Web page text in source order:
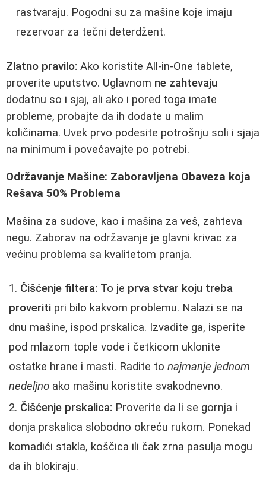
rastvaraju. Pogodni su za mašine koje imaju
rezervoar za tečni deterdžent.
Zlatno pravilo: Ako koristite All-in-One tablete,
proverite uputstvo. Uglavnom ne zahtevaju
dodatnu so i sjaj, ali ako i pored toga imate
probleme, probajte da ih dodate u malim
količinama. Uvek prvo podesite potrošnju soli i sjaja
na minimum i povećavajte po potrebi.
Održavanje Mašine: Zaboravljena Obaveza koja
Rešava 50% Problema
Mašina za sudove, kao i mašina za veš, zahteva
negu. Zaborav na održavanje je glavni krivac za
većinu problema sa kvalitetom pranja.
Čišćenje filtera: To je prva stvar koju treba
proveriti pri bilo kakvom problemu. Nalazi se na
dnu mašine, ispod prskalica. Izvadite ga, isperite
pod mlazom tople vode i četkicom uklonite
ostatke hrane i masti. Radite to najmanje jednom
nedeljno ako mašinu koristite svakodnevno.
Čišćenje prskalica: Proverite da li se gornja i
donja prskalica slobodno okreću rukom. Ponekad
komadići stakla, koščica ili čak zrna pasulja mogu
da ih blokiraju.